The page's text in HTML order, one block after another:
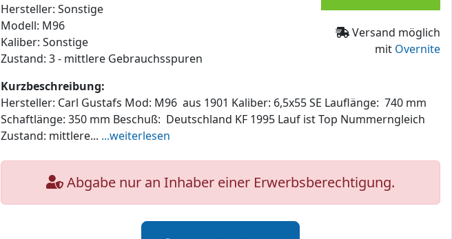
Versand möglich
mit Overnite
Hersteller: Sonstige
Modell: M96
Kaliber: Sonstige
Zustand: 3 - mittlere Gebrauchsspuren
Kurzbeschreibung:
Hersteller: Carl Gustafs Mod: M96 aus 1901 Kaliber: 6,5x55 SE Lauflänge: 740 mm
Schaftlänge: 350 mm Beschuß: Deutschland KF 1995 Lauf ist Top Nummerngleich
Zustand: mittlere... ...weiterlesen
Abgabe nur an Inhaber einer Erwerbsberechtigung.